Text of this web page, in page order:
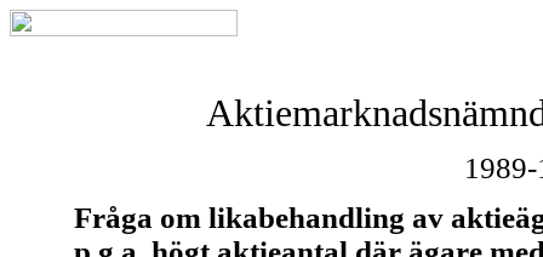
Fråga om likabehandling av